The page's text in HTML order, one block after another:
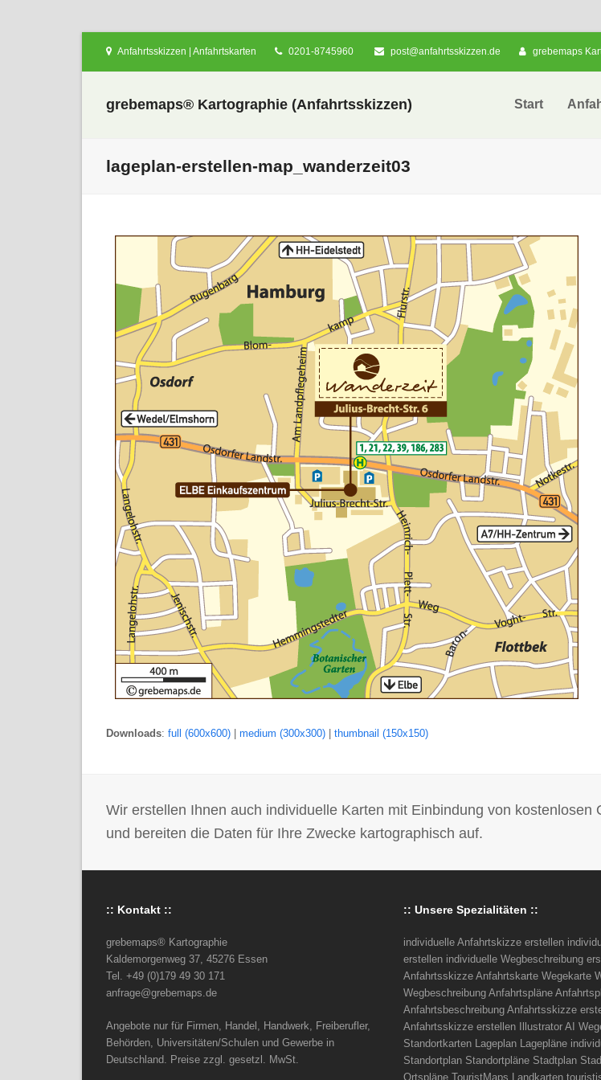
Anfahrtsskizzen | Anfahrtskarten 0201-8745960 post@anfahrtsskizzen.de grebemaps
grebemaps® Kartographie (Anfahrtsskizzen) Start
lageplan-erstellen-map_wanderzeit03
Downloads: full (600x600) medium (300x300) thumbnail (150x150)
Wir erstellen Ihnen auch individuelle Karten mit Einbindung von kostenlosen
und bereiten die Daten für Ihre Zwecke kartographisch auf.
:: Kontakt ::
grebemaps® Kartographie
Kaldemorgenweg 37, 45276 Essen
Tel. +49 (0)179 49 30 171
anfrage@grebemaps.de
Angebote nur für Firmen, Handel, Handwerk, Freiberufler,
Behörden, Universitäten/Schulen und Gewerbe in
Deutschland. Preise zzgl. gesetzl. MwSt.
:: Unsere Spezialitäten ::
individuelle Anfahrtskizze erstellen
erstellen individuelle Wegbeschreibung
Anfahrtsskizze Anfahrtskarte Wegekarte
Wegbeschreibung Anfahrtspläne
Anfahrtsbeschreibung Anfahrtsskizze
Anfahrtsskizze erstellen Illustrator AI
Standortkarten Lageplan Lagepläne
Standortplan Standortpläne Stadtplan
Ortspläne TouristMaps Landkarten